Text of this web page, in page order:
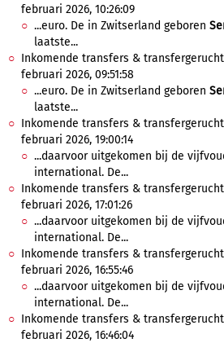
februari 2026, 10:26:09
...euro. De in Zwitserland geboren
laatste...
Inkomende transfers &
februari 2026, 09:51:58
...euro. De in Zwitserland geboren
laatste...
Inkomende transfers &
februari 2026, 19:00:14
...daarvoor uitgekomen bij de
international. De...
Inkomende transfers &
februari 2026, 17:01:26
...daarvoor uitgekomen bij de
international. De...
Inkomende transfers &
februari 2026, 16:55:46
...daarvoor uitgekomen bij de
international. De...
Inkomende transfers &
februari 2026, 16:46:04